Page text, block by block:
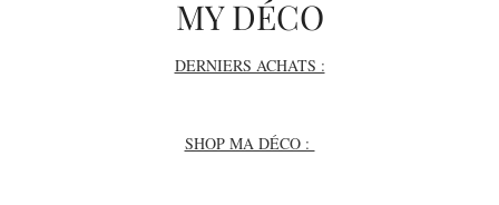
MY DÉCO
DERNIERS ACHATS :
SHOP MA DÉCO :